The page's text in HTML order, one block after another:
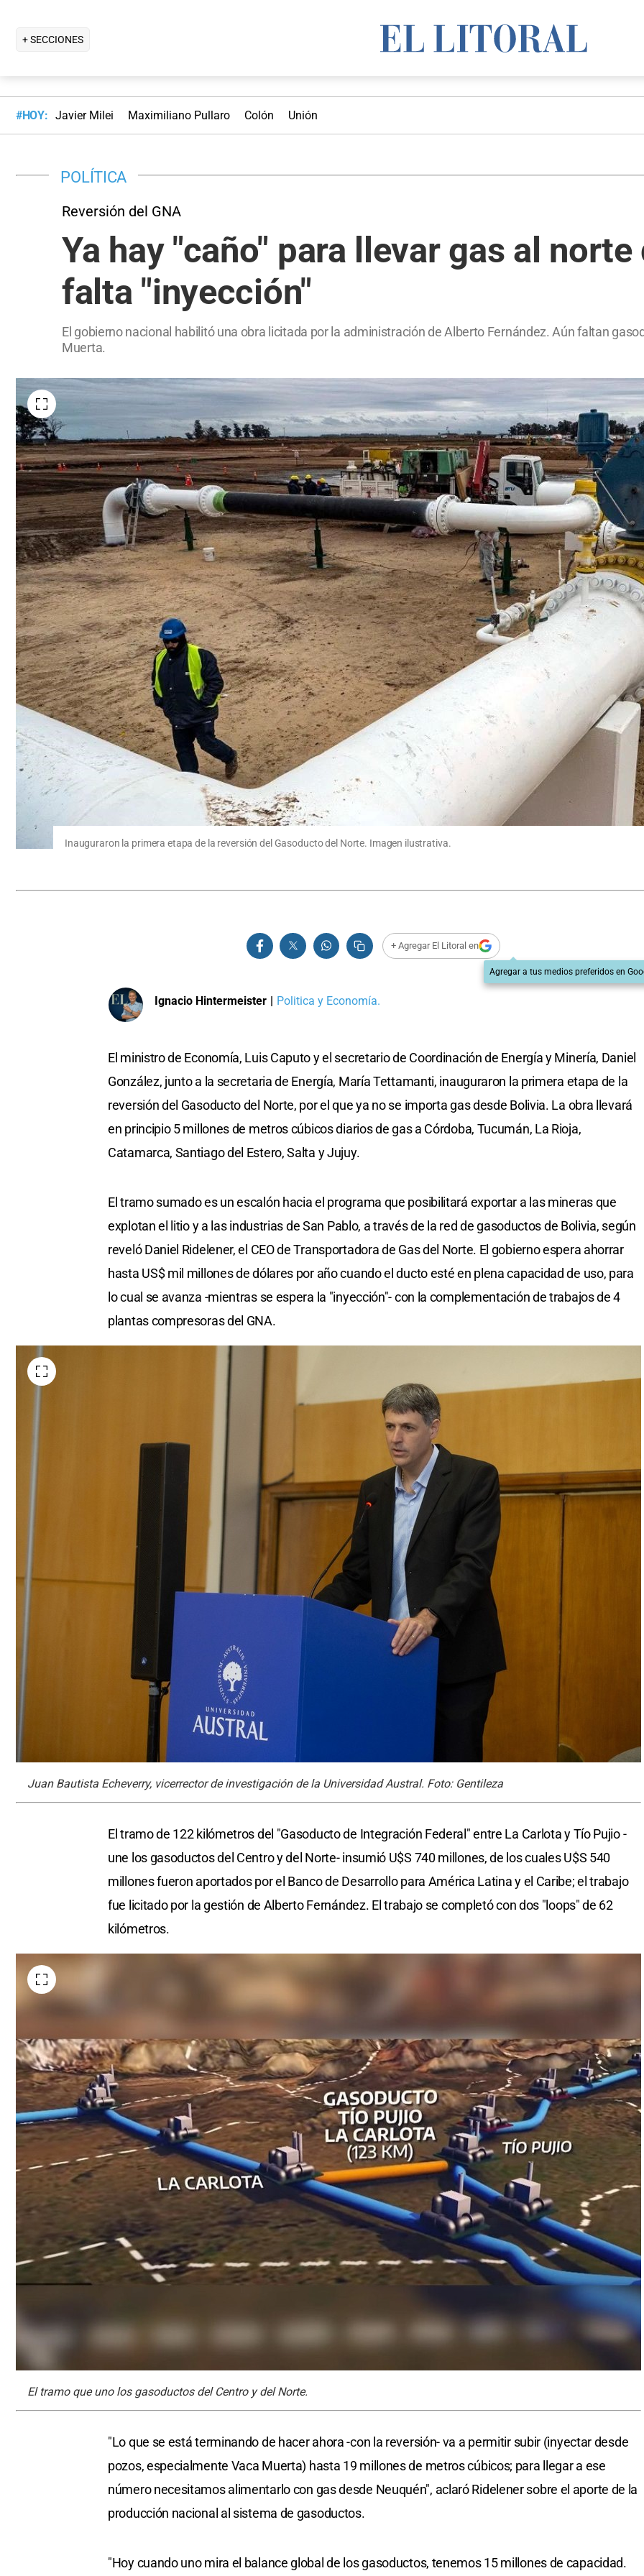
+ SECCIONES
#HOY: Javier Milei Maximiliano Pullaro Colón Unión
POLÍTICA
Reversión del GNA
Ya hay "caño" para llevar gas al
falta "inyección"
El gobierno nacional habilitó una obra licitada por la administración de Alberto Fernández. Aún faltan
Muerta.
Inauguraron la primera etapa de la reversión del Gasoducto del Norte. Imagen ilustrativa.
+ Agregar El Litoral en
Agregar a tus medios preferidos en
Ignacio Hintermeister | Politica y Economía.
El ministro de Economía, Luis Caputo y el secretario de Coordinación de Energía y Minería, Daniel
González, junto a la secretaria de Energía, María Tettamanti, inauguraron la primera etapa de la
reversión del Gasoducto del Norte, por el que ya no se importa gas desde Bolivia. La obra llevará
en principio 5 millones de metros cúbicos diarios de gas a Córdoba, Tucumán, La Rioja,
Catamarca, Santiago del Estero, Salta y Jujuy.
El tramo sumado es un escalón hacia el programa que posibilitará exportar a las mineras que
explotan el litio y a las industrias de San Pablo, a través de la red de gasoductos de Bolivia, según
reveló Daniel Ridelener, el CEO de Transportadora de Gas del Norte. El gobierno espera ahorrar
hasta US$ mil millones de dólares por año cuando el ducto esté en plena capacidad de uso, para
lo cual se avanza -mientras se espera la "inyección"- con la complementación de trabajos de 4
plantas compresoras del GNA.
Juan Bautista Echeverry, vicerrector de investigación de la Universidad Austral. Foto: Gentileza
El tramo de 122 kilómetros del "Gasoducto de Integración Federal" entre La Carlota y Tío Pujio -
une los gasoductos del Centro y del Norte- insumió U$S 740 millones, de los cuales U$S 540
millones fueron aportados por el Banco de Desarrollo para América Latina y el Caribe; el trabajo
fue licitado por la gestión de Alberto Fernández. El trabajo se completó con dos "loops" de 62
kilómetros.
El tramo que uno los gasoductos del Centro y del Norte.
"Lo que se está terminando de hacer ahora -con la reversión- va a permitir subir (inyectar desde
pozos, especialmente Vaca Muerta) hasta 19 millones de metros cúbicos; para llegar a ese
número necesitamos alimentarlo con gas desde Neuquén", aclaró Ridelener sobre el aporte de la
producción nacional al sistema de gasoductos.
"Hoy cuando uno mira el balance global de los gasoductos, tenemos 15 millones de capacidad.